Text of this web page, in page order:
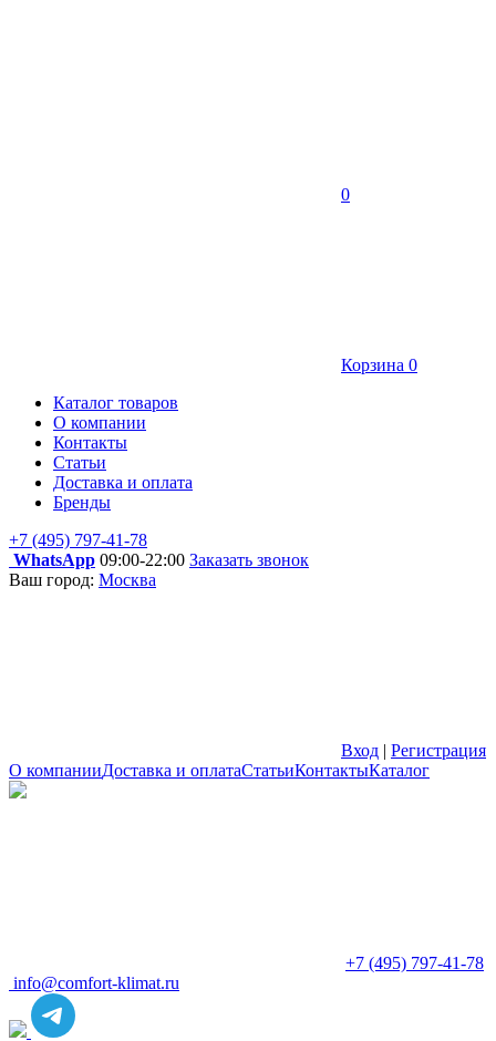
0
Корзина 0
Каталог товаров
О компании
Контакты
Статьи
Доставка и оплата
Бренды
+7 (495) 797-41-78
WhatsApp 09:00-22:00 Заказать звонок
Ваш город: Москва
Вход | Регистрация
О компанииДоставка и оплатаСтатьиКонтактыКаталог
+7 (495) 797-41-78
info@comfort-klimat.ru